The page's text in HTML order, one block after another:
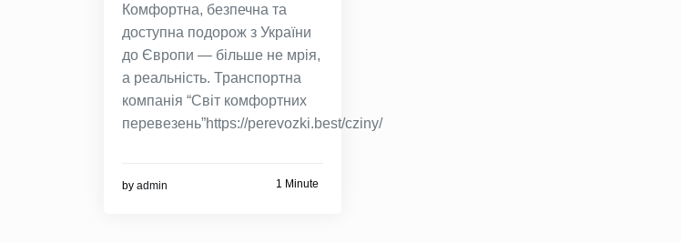
Комфортна, безпечна та
доступна подорож з України
до Європи — більше не мрія,
а реальність. Транспортна
компанія “Світ комфортних
перевезень”https://perevozki.best/cziny/
by admin 1 Minute